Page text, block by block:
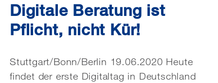
Digitale Beratung ist
Pflicht, nicht Kür!
Stuttgart/Bonn/Berlin 19.06.2020 Heute
findet der erste Digitaltag in Deutschland